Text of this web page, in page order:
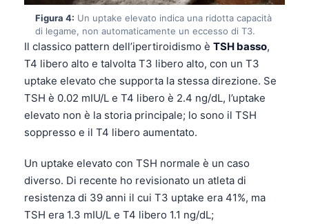
Figura 4: Un uptake elevato indica una ridotta capacità
di legame, non automaticamente un eccesso di T3.
Il classico pattern dell’ipertiroidismo è TSH basso,
T4 libero alto e talvolta T3 libero alto, con un T3
uptake elevato che supporta la stessa direzione. Se
TSH è 0.02 mIU/L e T4 libero è 2.4 ng/dL, l’uptake
elevato non è la storia principale; lo sono il TSH
soppresso e il T4 libero aumentato.
Un uptake elevato con TSH normale è un caso
diverso. Di recente ho revisionato un atleta di
resistenza di 39 anni il cui T3 uptake era 41%, ma
TSH era 1.3 mIU/L e T4 libero 1.1 ng/dL;